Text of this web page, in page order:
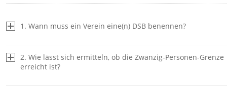
1. Wann muss ein Verein eine(n) DSB benennen?
2. Wie lässt sich ermitteln, ob die Zwanzig-Personen-Grenze
erreicht ist?